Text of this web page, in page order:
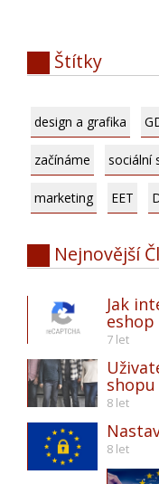
Štítky
design a grafika
začínáme sociální
marketing EET
Nejnovější
Jak
eshop
7 let
shopu
8 let
8 let